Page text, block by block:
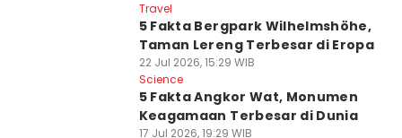
Travel
5 Fakta Bergpark Wilhelmshöhe,
Taman Lereng Terbesar di Eropa
22 Jul 2026, 15:29 WIB
Science
5 Fakta Angkor Wat, Monumen
Keagamaan Terbesar di Dunia
17 Jul 2026, 19:29 WIB